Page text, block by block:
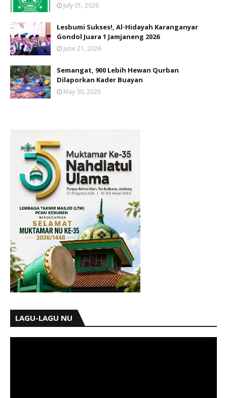
July 01, 2026
Lesbumi Sukses!, Al-Hidayah Karanganyar
Gondol Juara 1 Jamjaneng 2026
June 21, 2026
Semangat, 900 Lebih Hewan Qurban
Dilaporkan Kader Buayan
May 30, 2026
LAGU-LAGU NU